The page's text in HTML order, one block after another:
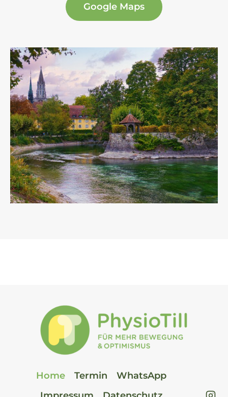
Google Maps
Home Termin
WhatsApp